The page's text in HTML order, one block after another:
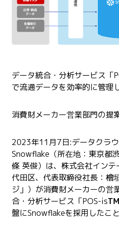
データ統合・分析サービス「
で流通データを効率的に管理し
消費財メーカー営業部門の提
2023年11月7日:データクラ
Snowflake（所在地：東京都
條 英俊）は、株式会社イン
代田区、代表取締役社長：檜
ジ」）が消費財メーカーの営
合・分析サービス「POS-isTM
盤にSnowflakeを採用したこ